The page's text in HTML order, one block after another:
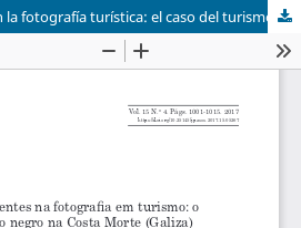
Significados latentes en la fotografía turística: el caso del turismo negro Costa Morte (Galicia)